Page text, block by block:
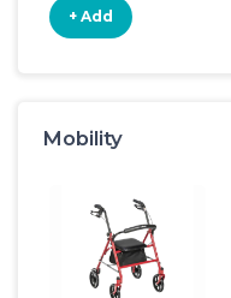
+ Add
Mobility